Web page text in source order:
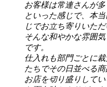
お客様は常連さんが
といった感じで、本
じでお立ち寄りいただ
そんな和やかな雰囲
です。
仕入れも部門ごとに
たちでその日並べる
お店を切り盛りして